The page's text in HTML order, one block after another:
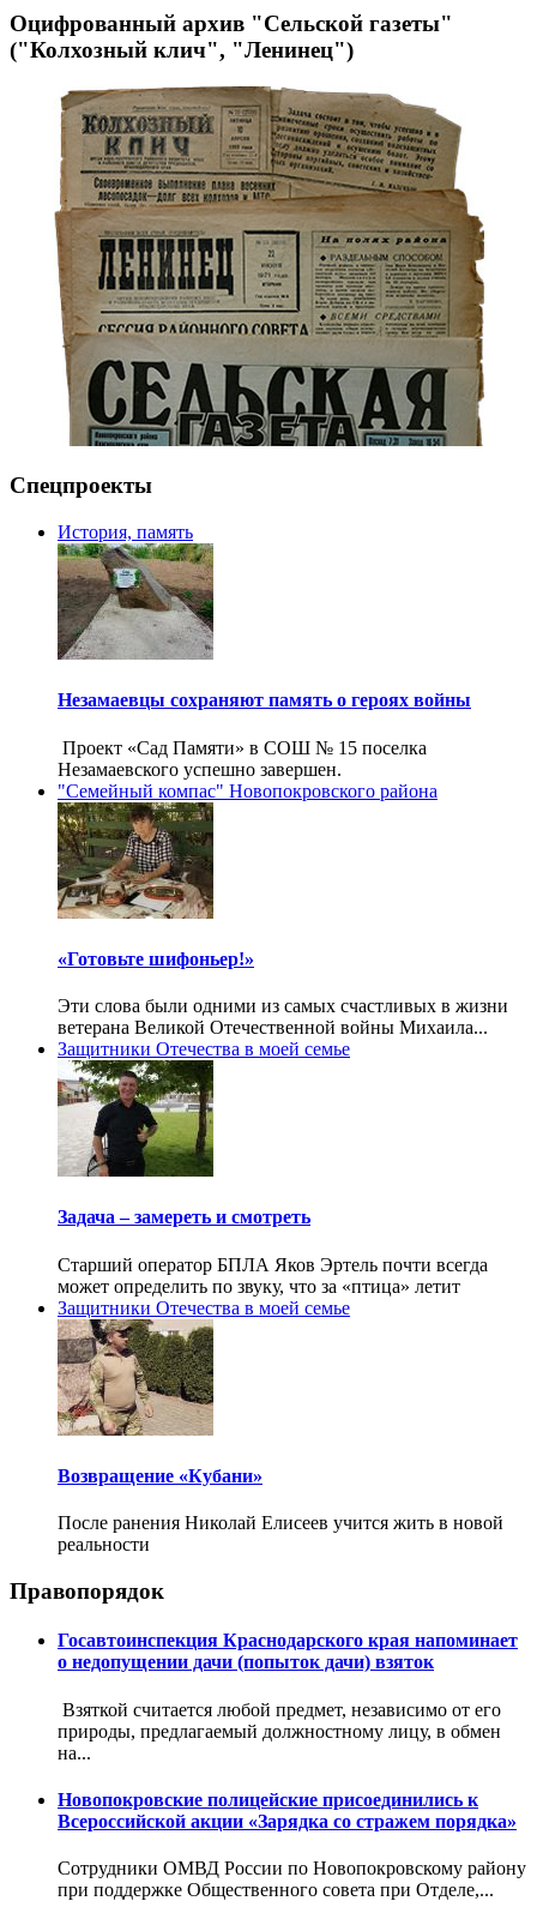
Оцифрованный архив "Сельской газеты"
("Колхозный клич", "Ленинец")
Спецпроекты
История, память
Незамаевцы сохраняют память о героях войны
Проект «Сад Памяти» в СОШ № 15 поселка
Незамаевского успешно завершен.
"Семейный компас" Новопокровского района
«Готовьте шифоньер!»
Эти слова были одними из самых счастливых в жизни
ветерана Великой Отечественной войны Михаила...
Защитники Отечества в моей семье
Задача – замереть и смотреть
Старший оператор БПЛА Яков Эртель почти всегда
может определить по звуку, что за «птица» летит
Защитники Отечества в моей семье
Возвращение «Кубани»
После ранения Николай Елисеев учится жить в новой
реальности
Правопорядок
Госавтоинспекция Краснодарского края напоминает
о недопущении дачи (попыток дачи) взяток
Взяткой считается любой предмет, независимо от его
природы, предлагаемый должностному лицу, в обмен
на...
Новопокровские полицейские присоединились к
Всероссийской акции «Зарядка со стражем порядка»
Сотрудники ОМВД России по Новопокровскому району
при поддержке Общественного совета при Отделе,...